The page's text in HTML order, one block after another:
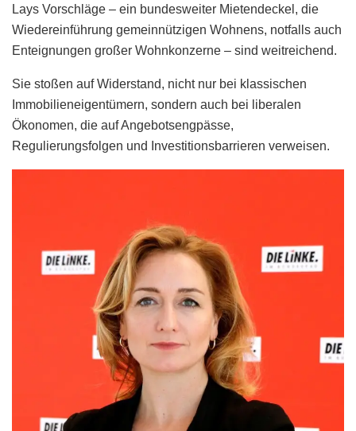
Lays Vorschläge – ein bundesweiter Mietendeckel, die
Wiedereinführung gemeinnützigen Wohnens, notfalls auch
Enteignungen großer Wohnkonzerne – sind weitreichend.
Sie stoßen auf Widerstand, nicht nur bei klassischen
Immobilieneigentümern, sondern auch bei liberalen
Ökonomen, die auf Angebotsengpässe,
Regulierungsfolgen und Investitionsbarrieren verweisen.